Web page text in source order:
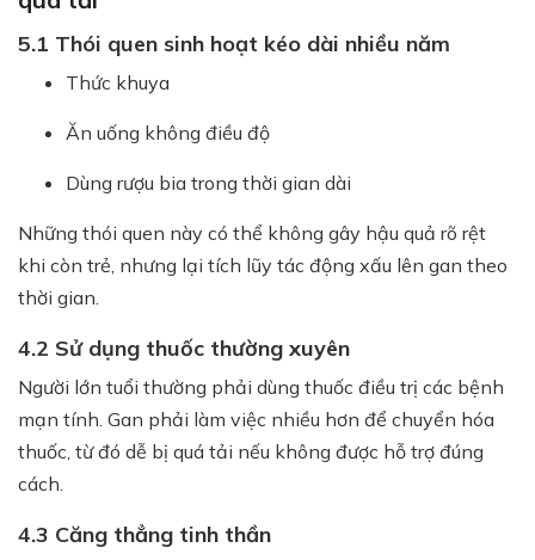
5.1 Thói quen sinh hoạt kéo dài nhiều năm
Thức khuya
Ăn uống không điều độ
Dùng rượu bia trong thời gian dài
Những thói quen này có thể không gây hậu quả rõ rệt
khi còn trẻ, nhưng lại tích lũy tác động xấu lên gan theo
thời gian.
4.2 Sử dụng thuốc thường xuyên
Người lớn tuổi thường phải dùng thuốc điều trị các bệnh
mạn tính. Gan phải làm việc nhiều hơn để chuyển hóa
thuốc, từ đó dễ bị quá tải nếu không được hỗ trợ đúng
cách.
4.3 Căng thẳng tinh thần